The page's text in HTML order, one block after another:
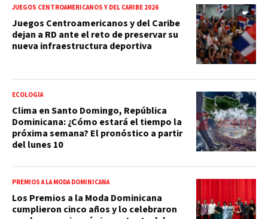
JUEGOS CENTROAMERICANOS Y DEL CARIBE 2026
Juegos Centroamericanos y del Caribe
dejan a RD ante el reto de preservar su
nueva infraestructura deportiva
ECOLOGÍA
Clima en Santo Domingo, República
Dominicana: ¿Cómo estará el tiempo la
próxima semana? El pronóstico a partir
del lunes 10
PREMIOS A LA MODA DOMINICANA
Los Premios a la Moda Dominicana
cumplieron cinco años y lo celebraron